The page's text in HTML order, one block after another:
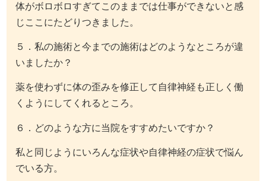
体がボロボロすぎてこのままでは仕事ができないと感
じここにたどりつきました。
５．私の施術と今までの施術はどのようなところが違
いましたか？
薬を使わずに体の歪みを修正して自律神経も正しく働
くようにしてくれるところ。
６．どのような方に当院をすすめたいですか？
私と同じようにいろんな症状や自律神経の症状で悩ん
でいる方。